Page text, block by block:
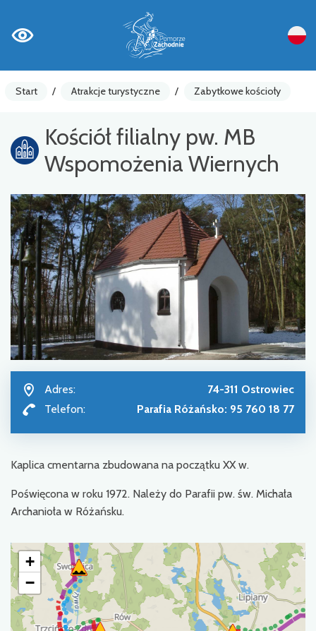
Start / Atrakcje turystyczne / Zabytkowe kościoły
Kościół filialny pw. MB
Wspomożenia Wiernych
Adres:
74-311 Ostrowiec
Telefon:
Parafia Różańsko: 95 760 18 77
Kaplica cmentarna zbudowana na początku XX w.
Poświęcona w roku 1972. Należy do Parafii pw. św. Michała
Archanioła w Różańsku.
+
−